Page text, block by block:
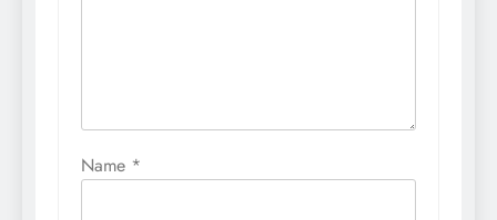
Name *